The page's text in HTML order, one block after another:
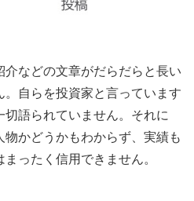
介などの文章がだらだらと長い
自らを投資家と言っています
語られていません。それに
物かどうかもわからず、実績も
ったく信用できません。